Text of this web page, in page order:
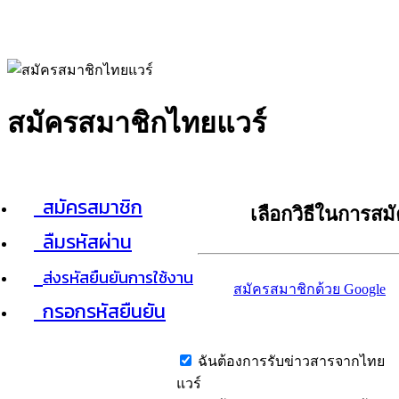
สมัครสมาชิกไทยแวร์
สมัครสมาชิก
ลืมรหัสผ่าน
ส่งรหัสยืนยันการใช้งาน
กรอกรหัสยืนยัน
เลือกวิธีในการส
สมัครสมาชิกด้วย Google
ฉันต้องการรับข่าวสารจากไทย
แวร์